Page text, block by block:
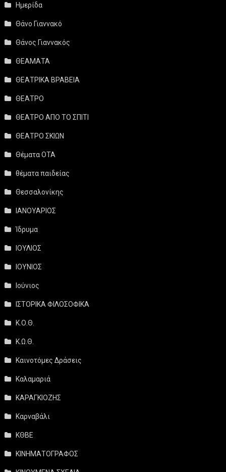
Ημερίδα
Θάνο Γιαννακό
Θάνος Γιαννακός
ΘΕΑΜΑΤΑ
ΘΕΑΤΡΙΚΑ ΒΡΑΒΕΙΑ
ΘΕΑΤΡΟ
ΘΕΑΤΡΟ ΑΠΟ ΤΟ ΣΠΙΤΙ
ΘΕΑΤΡΟ ΣΚΙΩΝ
Θέματα ΟΤΑ
θέματα παιδείας
Θεσσαλονίκης
ΙΑΝΟΥΑΡΙΟΣ
Ίδρυμα
ΙΟΥΛΙΟΣ
ΙΟΥΝΙΟΣ
Ιούνιος
ΙΣΤΟΡΙΚΑ ΦΙΛΟΣΟΦΙΚΑ
Κ.Ο.Θ.
Κ.Ω.Θ.
Καινοτόμες Δράσεις
Καλαμαριά
ΚΑΡΑΓΚΙΟΖΗΣ
Καρναβάλι
ΚΘΒΕ
ΚΙΝΗΜΑΤΟΓΡΑΦΟΣ